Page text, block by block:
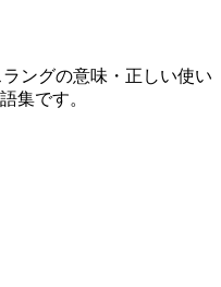
ングの意味・正しい使い
集です。